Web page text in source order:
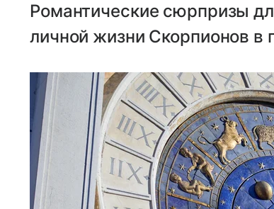
Романтические сюрпризы
личной жизни Скорпионов в